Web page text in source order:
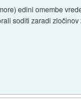
edini omembe
soditi zaradi